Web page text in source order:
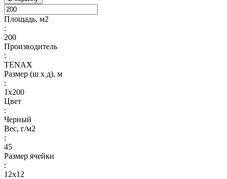
Площадь, м2
:
200
Производитель
:
TENAX
Размер (ш х д), м
:
1х200
Цвет
:
Черный
Вес, г/м2
:
45
Размер ячейки
:
12х12